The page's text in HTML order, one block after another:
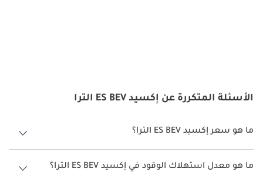
الأسئلة المتكررة عن إكسيد ES BEV الترا
ما هو سعر إكسيد ES BEV الترا؟
سعر إكسيد ES BEV الترا هو درهم 219,999.
ما هو معدل استهلاك الوقود في إكسيد ES BEV الترا؟